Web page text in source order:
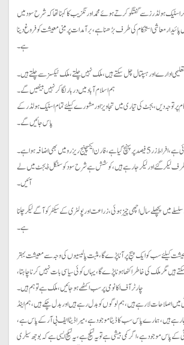
اسٹیک ہولڈرز سے گفتگو کرتے ہوئے محمد اورنگزیب کا کہنا تھا کہ شرح سود میں
پائیدار معاشی استحکام کی طرف بڑھنا ہے، برآمدات پر مبنی معیشت کو فروغ دینا
ہے۔
ادارے اور ہسپتال چل سکتے ہیں، ملک نہیں چلتے، ملک ٹیکسز سے چلتے ہیں۔
ہم اسلام آباد میں دربار لگا کر نہیں بیٹھیں گے۔
پر توجہ دیں ، بجٹ کی تیاری میں تجاویز اور مشورے کیلئے تمام اسٹیک ہولڈر کے
پاس جائیں گے۔
ان کا کہنا تھا کہ مہنگائی کم ہوئی ہے، افراط زر 5 فیصد پر پہنچ گیا ہے، فارن ایکسچینج ریزرو میں بھی اضافہ ہوا ہے۔
لیکر گئے اور لیکر جا رہے ہیں، کوشش ہے شرح سود کو سنگل ڈیجٹ میں لے
آئیں۔
میں پچھلے سال اچھی چیز ہوئی، زراعت اور پولٹری کے سیکٹر کو آگے لیکر چلنا
ہے۔
کیلئے سب کو ایک پیج پر آنا پڑے گا، مثبت پالیسیوں کی وجہ سے معیشت بہتر
ہیں مگر ملک کی خاطر اکٹھا ہونا پڑے گا، یہاں کوئی سیاسی بات نہیں کرنا چاہتا،
چارٹر آف اکانومی پر سب اکٹھے ہو جائیں، ملک ہے تو ہم ہیں۔
میں اصلاحات لا رہے ہیں، ہم لوگوں کو بدل رہے ہیں اور بدل چکے ہیں، ہم اینڈ
رہے ہیں، ہمارے پاس سب کا ڈیٹا موجود ہے، میرا ڈیٹا ایف بی آر کے پاس ہے،
کے پاس موجود ہے، اگر کمی بیشی ہے تو یہ لیکج ہے، یہ لیکج ایسی ہے کہ بوجھ سیلری